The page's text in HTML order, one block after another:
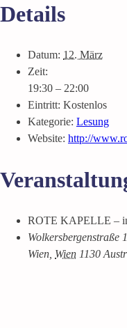
Details
Datum: 12. März
Zeit:
19:30 – 22:00
Eintritt: Kostenlos
Kategorie: Lesung
Website: http://
ROTE KAPELLE –
Wolkersbergenstraße 1
Wien, Wien 1130